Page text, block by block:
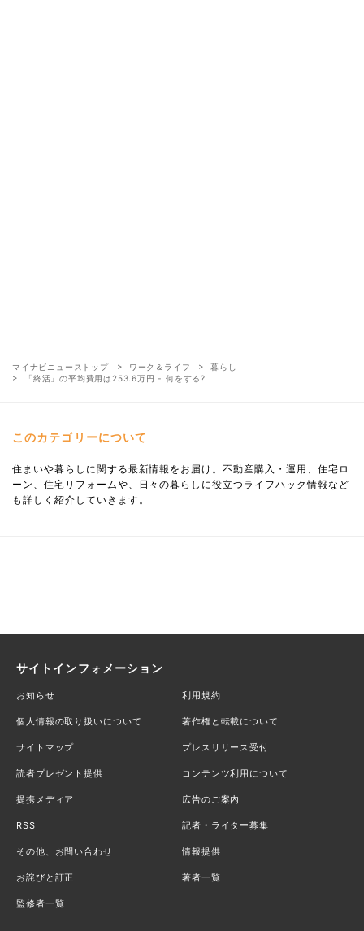
マイナビニューストップ ワーク＆ライフ
暮らし
「終活」の平均費用は253.6万円 - 何をする?
このカテゴリーについて
住まいや暮らしに関する最新情報をお届け。不動産購入・運用、住宅ロ
ーン、住宅リフォームや、日々の暮らしに役立つライフハック情報など
も詳しく紹介していきます。
サイトインフォメーション
お知らせ 利用規約
個人情報の取り扱いについて 著作権と転載について
サイトマップ プレスリリース受付
読者プレゼント提供 コンテンツ利用について
提携メディア 広告のご案内
RSS 記者・ライター募集
その他、お問い合わせ 情報提供
お詫びと訂正 著者一覧
監修者一覧